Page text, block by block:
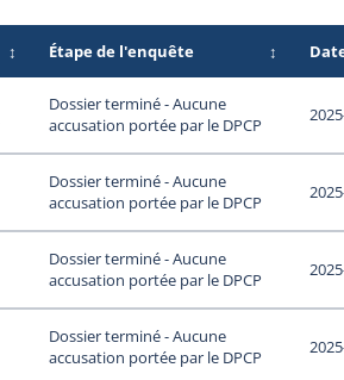
↕ Étape de l'enquête ↕
Dossier terminé - Aucune
accusation portée par le DPCP
Dossier terminé - Aucune
accusation portée par le DPCP
Dossier terminé - Aucune
accusation portée par le DPCP
Dossier terminé - Aucune
accusation portée par le DPCP